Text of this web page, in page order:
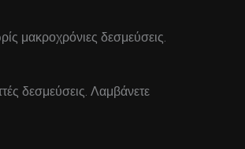
μακροχρόνιες δεσμεύσεις.
δεσμεύσεις. Λαμβάνετε